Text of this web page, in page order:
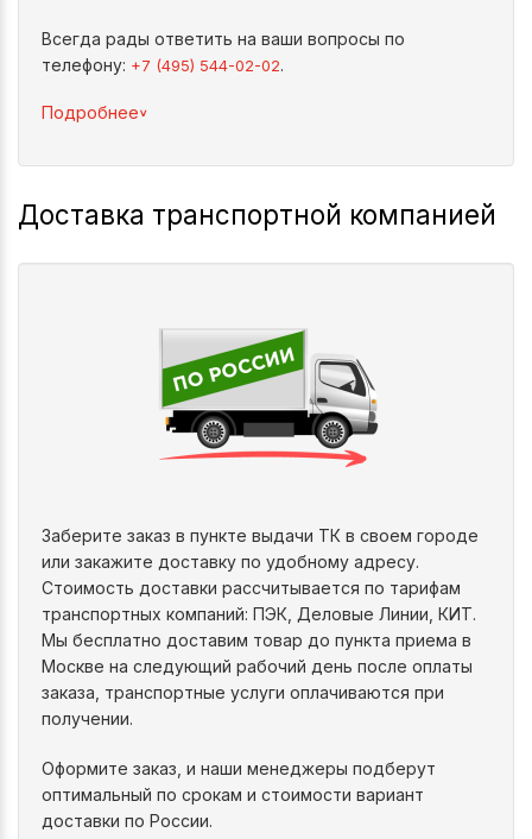
Всегда рады ответить на ваши вопросы по
телефону: +7 (495) 544-02-02.
Подробнее^
Доставка транспортной компанией
Заберите заказ в пункте выдачи ТК в своем городе
или закажите доставку по удобному адресу.
Стоимость доставки рассчитывается по тарифам
транспортных компаний: ПЭК, Деловые Линии, КИТ.
Мы бесплатно доставим товар до пункта приема в
Москве на следующий рабочий день после оплаты
заказа, транспортные услуги оплачиваются при
получении.
Оформите заказ, и наши менеджеры подберут
оптимальный по срокам и стоимости вариант
доставки по России.